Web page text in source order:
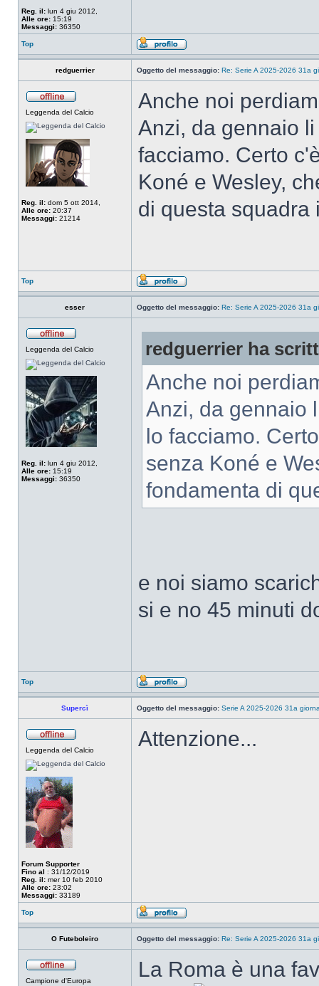
Reg. il: lun 4 giu 2012,
Alle ore: 15:19
Messaggi: 36350
Top
redguerrier Oggetto del messaggio: Re: Serie A 2025-2026 31a
Leggenda del Calcio
Reg. il: dom 5 ott 2014,
Alle ore: 20:37
Messaggi: 21214
Anche noi
Anzi, da gennaio
facciamo. Certo
Koné e Wesley,
di questa squadra
Top
esser Oggetto del messaggio: Re: Serie A 2025-2026 31a
Leggenda del Calcio
Reg. il: lun 4 giu 2012,
Alle ore: 15:19
Messaggi: 36350
redguerrier ha
Anche noi
Anzi, da gennaio
lo facciamo.
senza Koné e
fondamenta di
e noi siamo
si e no 45 minuti
Top
Supercì Oggetto del messaggio: Serie A 2025-2026 31a
Leggenda del Calcio
Forum Supporter
Fino al : 31/12/2019
Reg. il: mer 10 feb 2010
Alle ore: 23:02
Messaggi: 33189
Attenzione...
Top
O Futeboleiro Oggetto del messaggio: Re: Serie A 2025-2026 31a
Campione d'Europa
La Roma è una